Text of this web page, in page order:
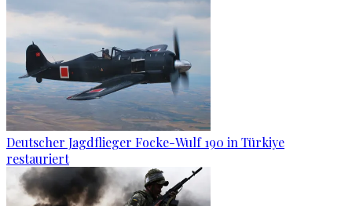
Deutscher Jagdflieger Focke-Wulf 190 in Türkiye
restauriert